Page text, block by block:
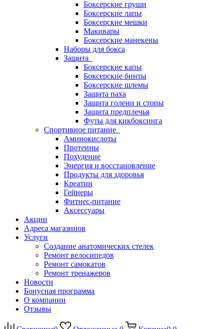
Боксерские груши
Боксерские лапы
Боксерские мешки
Макивары
Боксерские манекены
Наборы для бокса
Защита
Боксерские капы
Боксерские бинты
Боксерские шлемы
Защита паха
Защита голени и стопы
Защита предплечья
Футы для кикбоксинга
Спортивное питание
Аминокислоты
Протеины
Похудение
Энергия и восстановление
Продукты для здоровья
Креатин
Гейнеры
Фитнес-питание
Аксессуары
Акции
Адреса магазинов
Услуги
Создание анатомических стелек
Ремонт велосипедов
Ремонт самокатов
Ремонт тренажеров
Новости
Бонусная программа
О компании
Отзывы